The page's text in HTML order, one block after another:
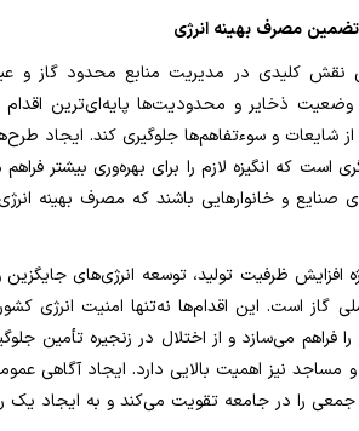
مصرف بهینه انرژی
کلیدی در مدیریت منابع محدود گاز و
وضعیت ذخایر و محدودیت‌ها پایه‌ای‌ترین
از شایعات و سوءتفاهم‌ها جلوگیری کند. ایجاد
است که انگیزه لازم را برای بهره‌وری بیشتر
صنایع و خانوارهایی باشند که مصرف بهینه
افزایش ظرفیت تولید، توسعه انرژی‌های
گاز است. این اقدام‌ها نه‌تنها امنیت انرژی
را فراهم می‌سازد و از اختلال در زنجیره تأمین
و مساجد نیز اهمیت بالایی دارد. ایجاد آگاهی
را در جامعه تقویت می‌کند و به ایجاد یک